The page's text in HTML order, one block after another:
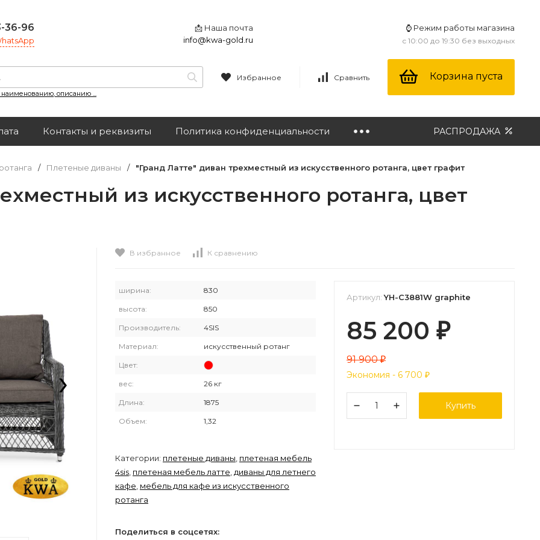
36-96
📩 Наша почта
info@kwa-gold.ru
⌚ Режим работы магазина
с 10:00 до 19:30 без выходных
наименованию, описанию ...
Избранное Сравнить Корзина пуста
Контакты и реквизиты Политика конфиденциальности РАСПРОДАЖА
/ Плетеные диваны / "Гранд Латте" диван трехместный из искусственного ротанга, цвет графит
из искусственного ротанга, цвет
›
В избранное К сравнению
ширина: 830
высота: 850
Производитель: 4SIS
Материал: искусственный ротанг
Цвет:
вес: 26 кг
Длина: 1875
Объем: 1,32
Категории: плетеные диваны плетеная мебель
4sis плетеная мебель латте диваны для летнего
кафе мебель для кафе из искусственного
ротанга
Поделиться в соцсетях:
Артикул:YH-C3881W graphite
85 200 ₽
91 900₽
Экономия - 6 700 ₽
Купить